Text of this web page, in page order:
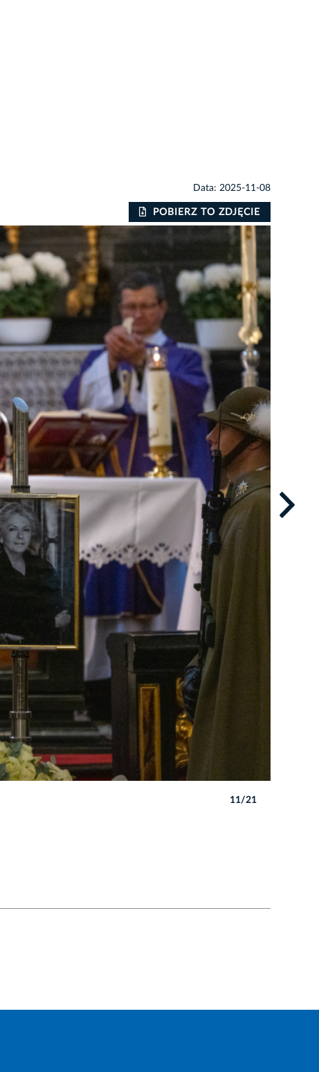
Data: 2025-11-08
POBIERZ TO ZDJĘCIE
11/21